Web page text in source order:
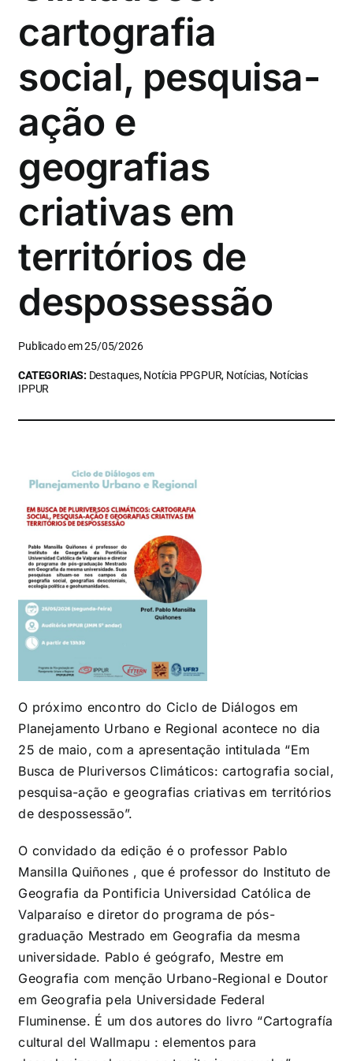
cartografia
social, pesquisa-
ação e
geografias
criativas em
territórios de
despossessão
Publicado em 25/05/2026
CATEGORIAS: Destaques, Notícia PPGPUR, Notícias, Notícias
IPPUR
O próximo encontro do Ciclo de Diálogos em
Planejamento Urbano e Regional acontece no dia
25 de maio, com a apresentação intitulada “Em
Busca de Pluriversos Climáticos: cartografia social,
pesquisa-ação e geografias criativas em territórios
de despossessão”.
O convidado da edição é o professor Pablo
Mansilla Quiñones , que é professor do Instituto de
Geografia da Pontificia Universidad Católica de
Valparaíso e diretor do programa de pós-
graduação Mestrado em Geografia da mesma
universidade. Pablo é geógrafo, Mestre em
Geografia com menção Urbano-Regional e Doutor
em Geografia pela Universidade Federal
Fluminense. É um dos autores do livro “Cartografía
cultural del Wallmapu : elementos para